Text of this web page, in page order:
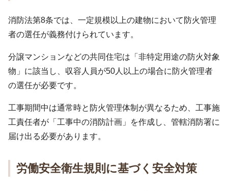
消防法第8条では、一定規模以上の建物において防火管理
者の選任が義務付けられています。
分譲マンションなどの共同住宅は「非特定用途の防火対象
物」に該当し、収容人員が50人以上の場合に防火管理者
の選任が必要です。
工事期間中は通常時と防火管理体制が異なるため、工事施
工責任者が「工事中の消防計画」を作成し、管轄消防署に
届け出る必要があります。
労働安全衛生規則に基づく安全対策